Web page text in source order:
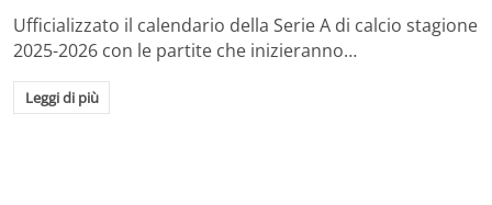
Ufficializzato il calendario della Serie A di calcio stagione
2025-2026 con le partite che inizieranno…
Leggi di più